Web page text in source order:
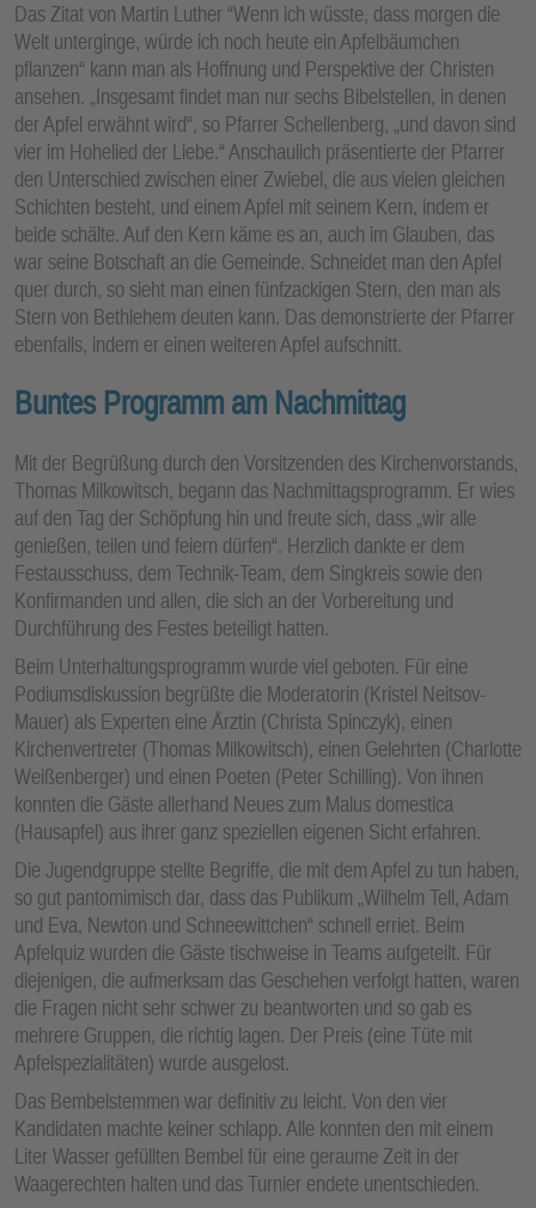
Das Zitat von Martin Luther “Wenn ich wüsste, dass morgen die
Welt unterginge, würde ich noch heute ein Apfelbäumchen
pflanzen“ kann man als Hoffnung und Perspektive der Christen
ansehen. „Insgesamt findet man nur sechs Bibelstellen, in denen
der Apfel erwähnt wird“, so Pfarrer Schellenberg, „und davon sind
vier im Hohelied der Liebe.“ Anschaulich präsentierte der Pfarrer
den Unterschied zwischen einer Zwiebel, die aus vielen gleichen
Schichten besteht, und einem Apfel mit seinem Kern, indem er
beide schälte. Auf den Kern käme es an, auch im Glauben, das
war seine Botschaft an die Gemeinde. Schneidet man den Apfel
quer durch, so sieht man einen fünfzackigen Stern, den man als
Stern von Bethlehem deuten kann. Das demonstrierte der Pfarrer
ebenfalls, indem er einen weiteren Apfel aufschnitt.
Buntes Programm am Nachmittag
Mit der Begrüßung durch den Vorsitzenden des Kirchenvorstands,
Thomas Milkowitsch, begann das Nachmittagsprogramm. Er wies
auf den Tag der Schöpfung hin und freute sich, dass „wir alle
genießen, teilen und feiern dürfen“. Herzlich dankte er dem
Festausschuss, dem Technik-Team, dem Singkreis sowie den
Konfirmanden und allen, die sich an der Vorbereitung und
Durchführung des Festes beteiligt hatten.
Beim Unterhaltungsprogramm wurde viel geboten. Für eine
Podiumsdiskussion begrüßte die Moderatorin (Kristel Neitsov-
Mauer) als Experten eine Ärztin (Christa Spinczyk), einen
Kirchenvertreter (Thomas Milkowitsch), einen Gelehrten (Charlotte
Weißenberger) und einen Poeten (Peter Schilling). Von ihnen
konnten die Gäste allerhand Neues zum Malus domestica
(Hausapfel) aus ihrer ganz speziellen eigenen Sicht erfahren.
Die Jugendgruppe stellte Begriffe, die mit dem Apfel zu tun haben,
so gut pantomimisch dar, dass das Publikum „Wilhelm Tell, Adam
und Eva, Newton und Schneewittchen“ schnell erriet. Beim
Apfelquiz wurden die Gäste tischweise in Teams aufgeteilt. Für
diejenigen, die aufmerksam das Geschehen verfolgt hatten, waren
die Fragen nicht sehr schwer zu beantworten und so gab es
mehrere Gruppen, die richtig lagen. Der Preis (eine Tüte mit
Apfelspezialitäten) wurde ausgelost.
Das Bembelstemmen war definitiv zu leicht. Von den vier
Kandidaten machte keiner schlapp. Alle konnten den mit einem
Liter Wasser gefüllten Bembel für eine geraume Zeit in der
Waagerechten halten und das Turnier endete unentschieden.